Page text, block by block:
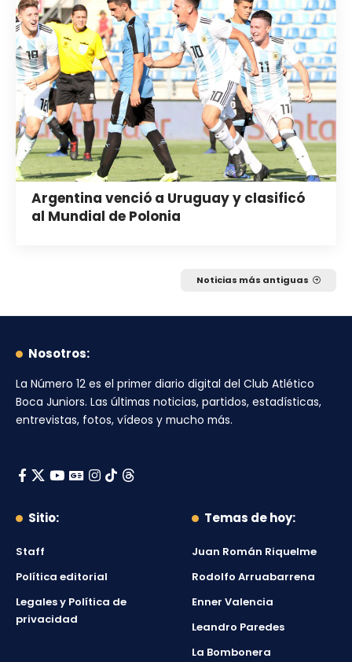
Argentina venció a Uruguay y clasificó
al Mundial de Polonia
Noticias más antiguas
Nosotros:
La Número 12 es el primer diario digital del Club Atlético
Boca Juniors. Las últimas noticias, partidos, estadísticas,
entrevistas, fotos, vídeos y mucho más.
Sitio:
Staff
Política editorial
Legales y Política de
privacidad
Temas de hoy:
Juan Román Riquelme
Rodolfo Arruabarrena
Enner Valencia
Leandro Paredes
La Bombonera